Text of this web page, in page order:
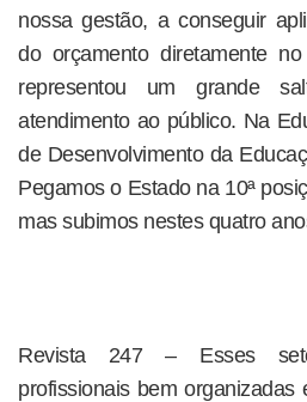
nossa gestão, a conseguir
do orçamento diretamente
representou um grande
atendimento ao público. Na
de Desenvolvimento da
Pegamos o Estado na 10ª
mas subimos nestes quatro
Revista 247 – Esses
profissionais bem organizadas